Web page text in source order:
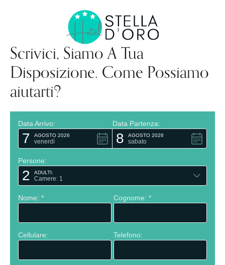
Scrivici, Siamo A Tua
Disposizione. Come Possiamo
aiutarti?